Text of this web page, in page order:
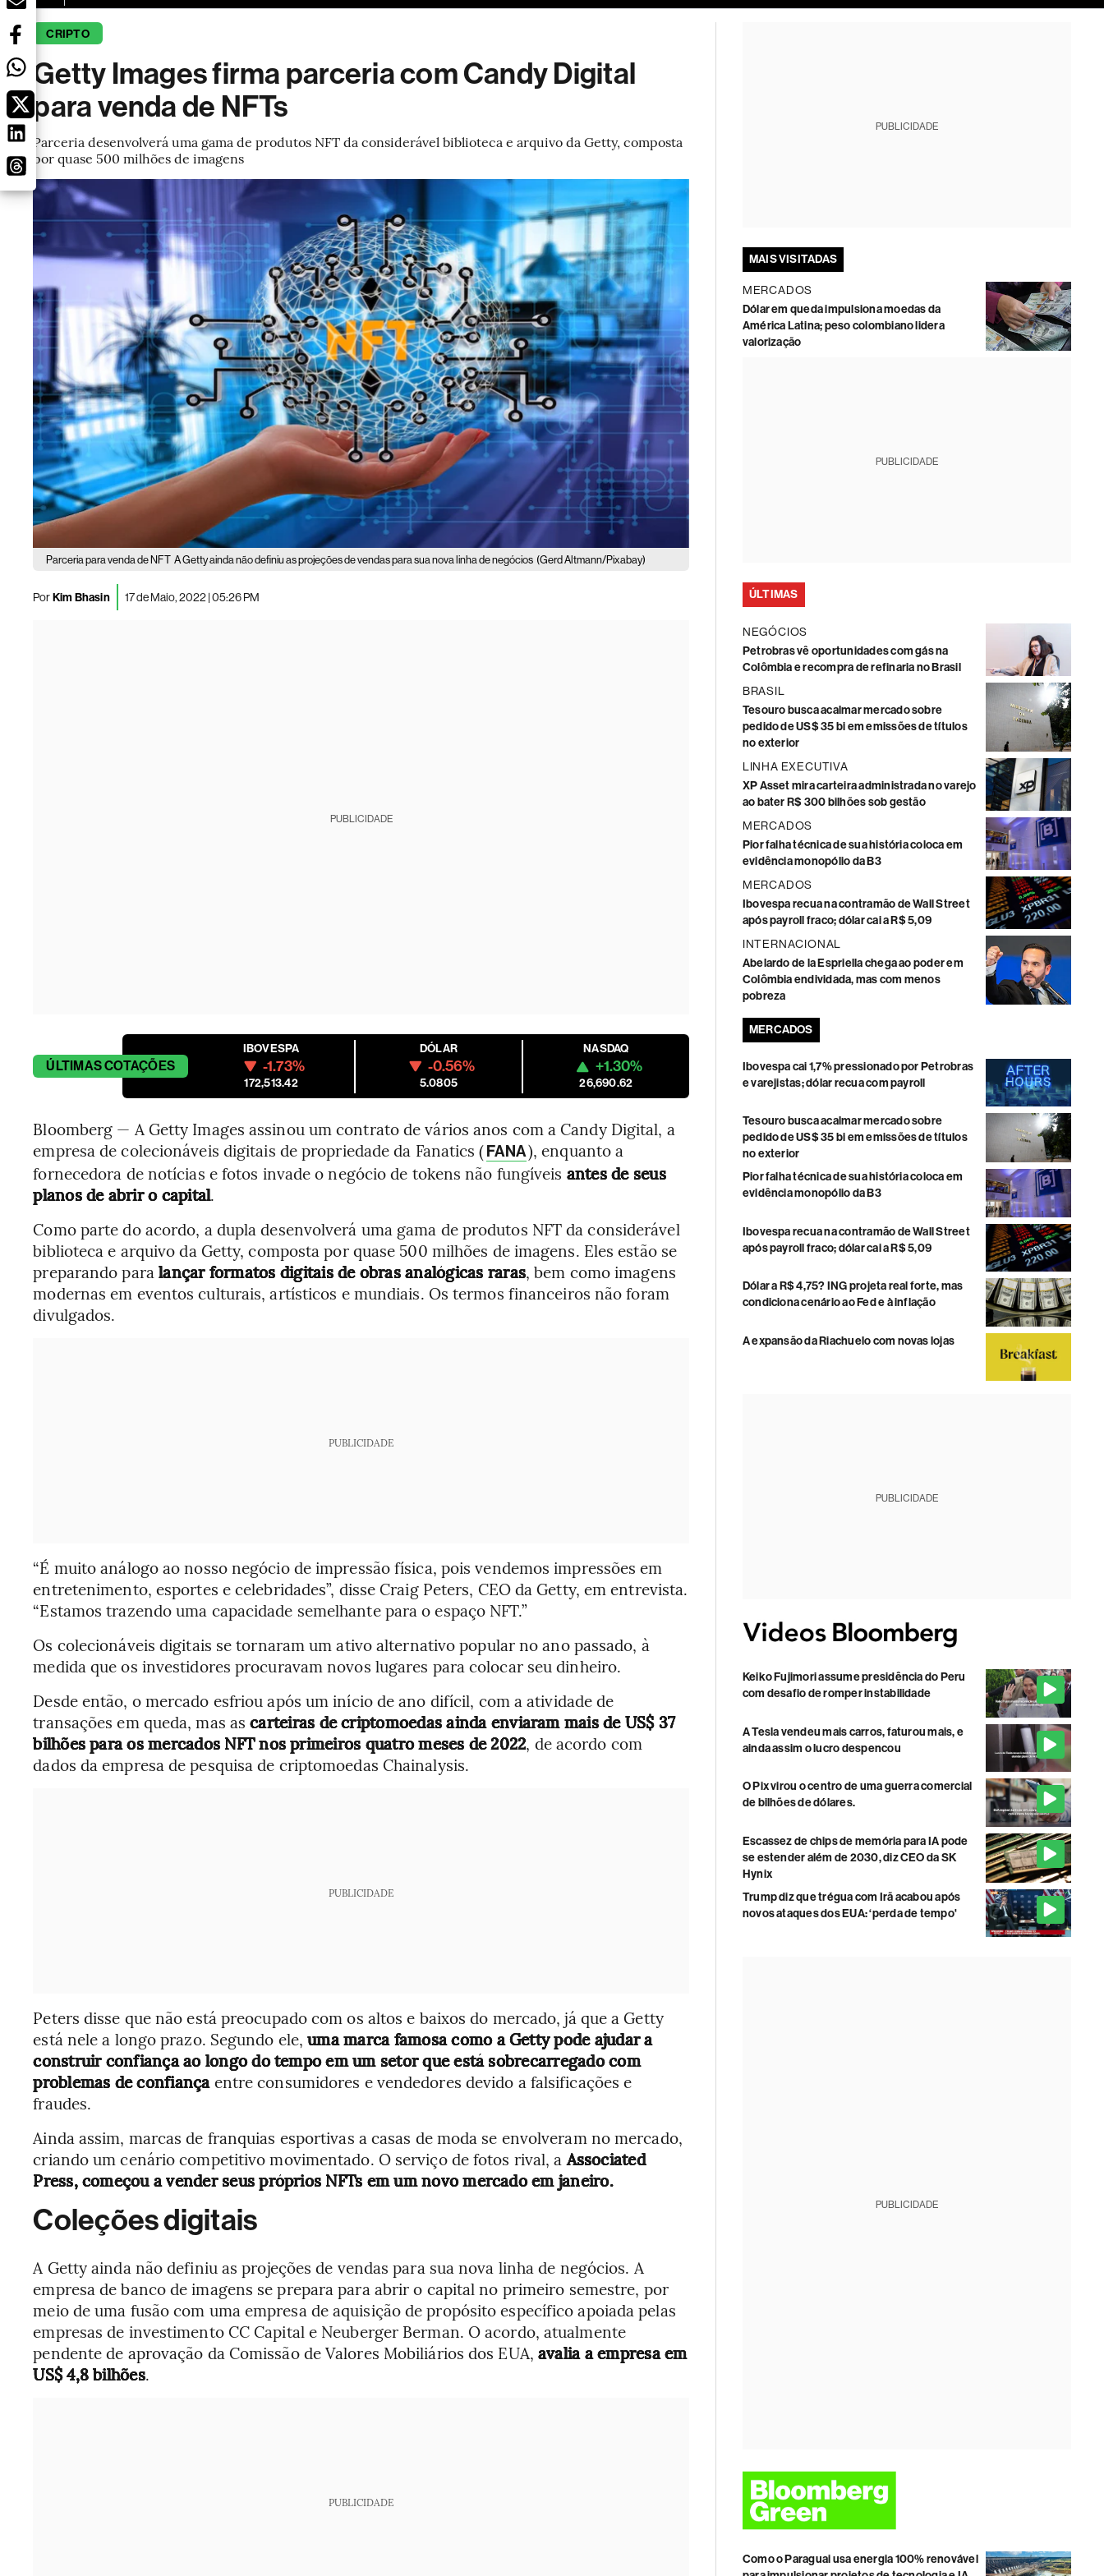
CRIPTO
Getty Images firma parceria com Candy Digital
para venda de NFTs
Parceria desenvolverá uma gama de produtos NFT da considerável biblioteca e arquivo da Getty, composta
por quase 500 milhões de imagens
Parceria para venda de NFT A Getty ainda não definiu as projeções de vendas para sua nova linha de negócios (Gerd Altmann/Pixabay)
PorKim Bhasin 17 de Maio, 2022 | 05:26 PM
PUBLICIDADE
ÚLTIMASCOTAÇÕES
IBOVESPA
-1.73%
172,513.42
DÓLAR
-0.56%
5.0805
NASDAQ
+1.30%
26,690.62
Bloomberg — A Getty Images assinou um contrato de vários anos com a Candy Digital, a
empresa de colecionáveis digitais de propriedade da Fanatics (FANA), enquanto a
fornecedora de notícias e fotos invade o negócio de tokens não fungíveis antes de seus
planos de abrir o capital.
Como parte do acordo, a dupla desenvolverá uma gama de produtos NFT da considerável
biblioteca e arquivo da Getty, composta por quase 500 milhões de imagens. Eles estão se
preparando para lançar formatos digitais de obras analógicas raras, bem como imagens
modernas em eventos culturais, artísticos e mundiais. Os termos financeiros não foram
divulgados.
PUBLICIDADE
“É muito análogo ao nosso negócio de impressão física, pois vendemos impressões em
entretenimento, esportes e celebridades”, disse Craig Peters, CEO da Getty, em entrevista.
“Estamos trazendo uma capacidade semelhante para o espaço NFT.”
Os colecionáveis digitais se tornaram um ativo alternativo popular no ano passado, à
medida que os investidores procuravam novos lugares para colocar seu dinheiro.
Desde então, o mercado esfriou após um início de ano difícil, com a atividade de
transações em queda, mas ascarteiras de criptomoedas ainda enviaram mais de US$ 37
bilhões para os mercados NFT nos primeiros quatro meses de 2022, de acordo com
dados da empresa de pesquisa de criptomoedas Chainalysis.
PUBLICIDADE
Peters disse que não está preocupado com os altos e baixos do mercado, já que a Getty
está nele a longo prazo. Segundo ele, uma marca famosa como a Getty pode ajudar a
construir confiança ao longo do tempo em um setor que está sobrecarregado com
problemas de confiançaentre consumidores e vendedores devido a falsificações e
fraudes.
Ainda assim, marcas de franquias esportivas a casas de moda se envolveram no mercado,
criando um cenário competitivo movimentado. O serviço de fotos rival, aAssociated
Press, começou a vender seus próprios NFTs em um novo mercado em janeiro.
Coleções digitais
A Getty ainda não definiu as projeções de vendas para sua nova linha de negócios. A
empresa de banco de imagens se prepara para abrir o capital no primeiro semestre, por
meio de uma fusão com uma empresa de aquisição de propósito específico apoiada pelas
empresas de investimento CC Capital e Neuberger Berman. O acordo, atualmente
pendente de aprovação da Comissão de Valores Mobiliários dos EUA, avalia a empresa em
US$ 4,8 bilhões.
PUBLICIDADE
PUBLICIDADE
MAIS VISITADAS
MERCADOS
Dólar em queda impulsiona moedas da
América Latina; peso colombiano lidera
valorização
PUBLICIDADE
ÚLTIMAS
NEGÓCIOS
Petrobras vê oportunidades com gás na
Colômbia e recompra de refinaria no Brasil
BRASIL
Tesouro busca acalmar mercado sobre
pedido de US$ 35 bi em emissões de títulos
no exterior
LINHA EXECUTIVA
XP Asset mira carteira administrada no varejo
ao bater R$ 300 bilhões sob gestão
MERCADOS
Pior falha técnica de sua história coloca em
evidência monopólio da B3
MERCADOS
Ibovespa recua na contramão de Wall Street
após payroll fraco; dólar cai a R$ 5,09
INTERNACIONAL
Abelardo de la Espriella chega ao poder em
Colômbia endividada, mas com menos
pobreza
MERCADOS
Ibovespa cai 1,7% pressionado por Petrobras
e varejistas; dólar recua com payroll
Tesouro busca acalmar mercado sobre
pedido de US$ 35 bi em emissões de títulos
no exterior
Pior falha técnica de sua história coloca em
evidência monopólio da B3
Ibovespa recua na contramão de Wall Street
após payroll fraco; dólar cai a R$ 5,09
Dólar a R$ 4,75? ING projeta real forte, mas
condiciona cenário ao Fed e à inflação
A expansão da Riachuelo com novas lojas
PUBLICIDADE
Keiko Fujimori assume presidência do Peru
com desafio de romper instabilidade
A Tesla vendeu mais carros, faturou mais, e
ainda assim o lucro despencou
O Pix virou o centro de uma guerra comercial
de bilhões de dólares.
Escassez de chips de memória para IA pode
se estender além de 2030, diz CEO da SK
Hynix
Trump diz que trégua com Irã acabou após
novos ataques dos EUA: ‘perda de tempo'
PUBLICIDADE
Como o Paraguai usa energia 100% renovável